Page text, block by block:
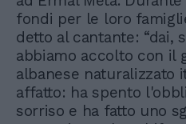
fondi per le loro
detto al cantante: “dai,
abbiamo accolto con il
albanese naturalizzato
affatto: ha spento
sorriso e ha fatto uno